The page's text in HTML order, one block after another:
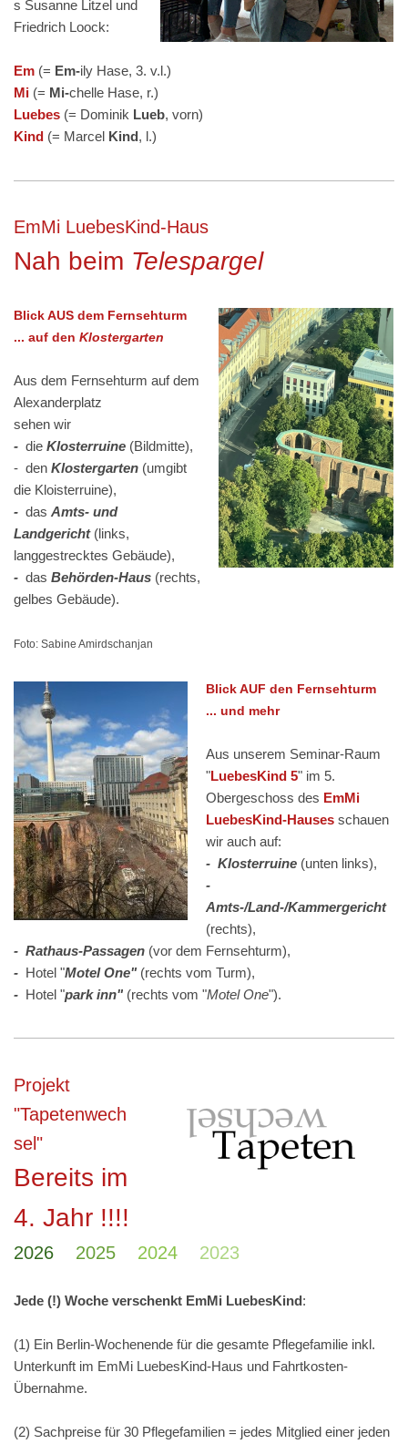
s Susanne Litzel und
Friedrich Loock:
Em (= Em-ily Hase, 3. v.l.)
Mi (= Mi-chelle Hase, r.)
Luebes (= Dominik Lueb, vorn)
Kind (= Marcel Kind, l.)
EmMi LuebesKind-Haus
Nah beim Telespargel
Blick AUS dem Fernsehturm
... auf den Klostergarten
Aus dem Fernsehturm auf dem
Alexanderplatz
sehen wir
- die Klosterruine (Bildmitte),
- den Klostergarten (umgibt
die Kloisterruine),
- das Amts- und
Landgericht(links,
langgestrecktes Gebäude),
- das Behörden-Haus (rechts,
gelbes Gebäude).
Foto: Sabine Amirdschanjan
Blick AUF den Fernsehturm
... und mehr
Aus unserem Seminar-Raum
"LuebesKind 5" im 5.
Obergeschoss des EmMi
LuebesKind-Hauses schauen
wir auch auf:
- Klosterruine (unten links),
-
Amts-/Land-/Kammergericht
(rechts),
- Rathaus-Passagen (vor dem Fernsehturm),
- Hotel "Motel One"(rechts vom Turm),
- Hotel "park inn" (rechts vom "Motel One").
Projekt
"Tapetenwech
sel"
Bereits im
4. Jahr !!!!
2026 2025 2024 2023
Jede (!) Woche verschenkt EmMi LuebesKind:
(1) Ein Berlin-Wochenende für die gesamte Pflegefamilie inkl.
Unterkunft im EmMi LuebesKind-Haus und Fahrtkosten-
Übernahme.
(2) Sachpreise für 30 Pflegefamilien = jedes Mitglied einer jeden